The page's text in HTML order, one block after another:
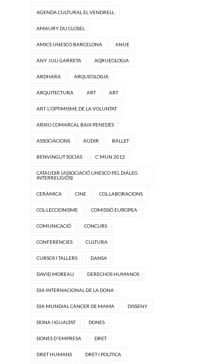
AGENDA CULTURAL EL VENDRELL
AMAURY DU CLOSEL
AMICS UNESCO BARCELONA ANUE
ANY JULI GARRETA AQRUEOLOGIA
ARDHARA ARQUEOLOGIA
ARQUITECTURA ART ART.
ART. L'OPTIMISME DE LA VOLUNTAT
ARXIU COMARCAL BAIX PENEDÈS
ASSOCIACIONS AUDIR BALLET
BENVINGUT SOCIAS C'MUN 2012
CATAUDIR (ASSOCIACIÓ UNESCO PEL DIÀLEG
INTERRELIGIÓS)
CERÀMICA CINE COL·LABORACIONS
COL·LECCIONISME COMISSIÓ EUROPEA
COMUNICACIÓ CONCURS
CONFERÈNCIES CULTURA
CURSOS I TALLERS DANSA
DAVID MOREAU DERECHOS HUMANOS
DIA INTERNACIONAL DE LA DONA
DIA MUNDIAL CÀNCER DE MAMA DISSENY
DONA I IGUALTAT DONES
DONES D'EMPRESA DRET
DRET HUMANS DRET I POLÍTICA